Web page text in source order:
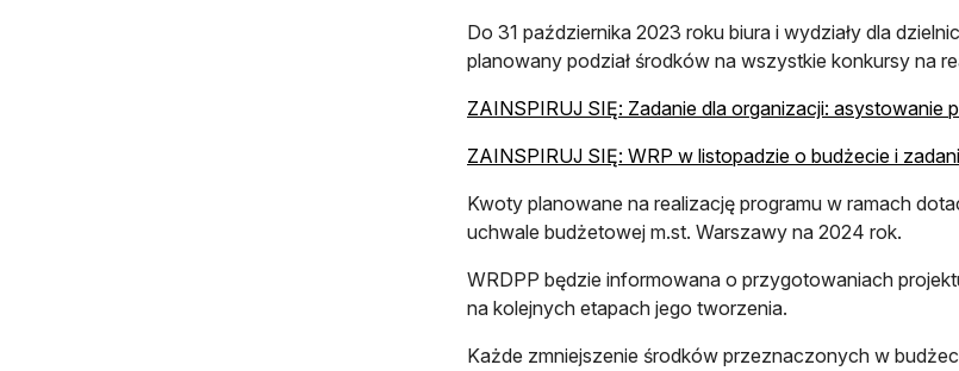
Do 31 października 2023 roku biura i wydziały dla
planowany podział środków na wszystkie konkursy na
ZAINSPIRUJ SIĘ: Zadanie dla organizacji: asystowanie
ZAINSPIRUJ SIĘ: WRP w listopadzie o budżecie i
Kwoty planowane na realizację programu w ramach
uchwale budżetowej m.st. Warszawy na 2024 rok.
WRDPP będzie informowana o przygotowaniach
na kolejnych etapach jego tworzenia.
Każde zmniejszenie środków przeznaczonych w